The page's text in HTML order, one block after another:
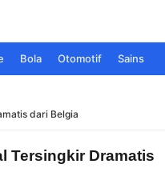
Bola Otomotif Sains
dari Belgia
Tersingkir Dramatis